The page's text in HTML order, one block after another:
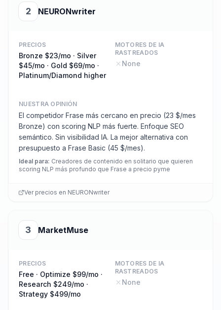
2 NEURONwriter
PRECIOS
Bronze $23/mo · Silver
$45/mo · Gold $69/mo ·
Platinum/Diamond higher
MOTORES DE IA
RASTREADOS
None
NUESTRA OPINIÓN
El competidor Frase más cercano en precio (23 $/mes
Bronze) con scoring NLP más fuerte. Enfoque SEO
semántico. Sin visibilidad IA. La mejor alternativa con
presupuesto a Frase Basic (45 $/mes).
Ideal para: Creadores de contenido en solitario que quieren
scoring NLP más profundo que Frase a precio pyme
Ver precios en NEURONwriter
3 MarketMuse
PRECIOS
Free · Optimize $99/mo ·
Research $249/mo ·
Strategy $499/mo
MOTORES DE IA
RASTREADOS
None